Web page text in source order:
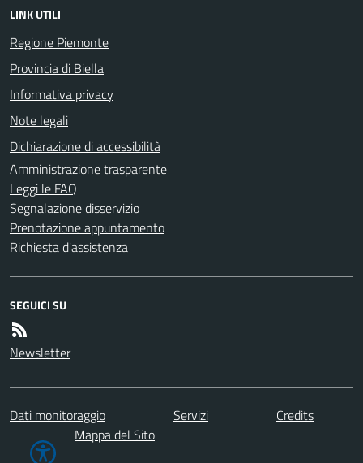
LINK UTILI
Regione Piemonte
Provincia di Biella
Informativa privacy
Note legali
Dichiarazione di accessibilità
Amministrazione trasparente
Leggi le FAQ
Segnalazione disservizio
Prenotazione appuntamento
Richiesta d'assistenza
SEGUICI SU
Newsletter
Dati monitoraggio Servizi
Credits
Mappa del Sito